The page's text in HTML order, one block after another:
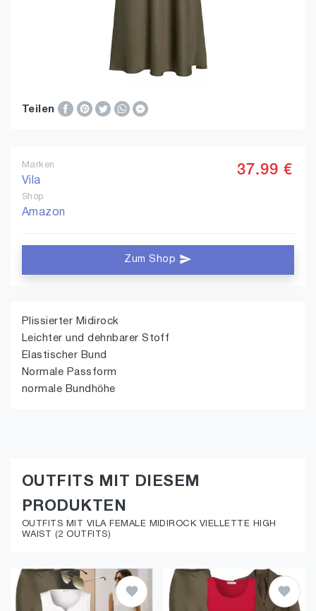
Teilen
Marken
Vila
Shop
Amazon
37.99 €
Zum Shop
Plissierter Midirock
Leichter und dehnbarer Stoff
Elastischer Bund
Normale Passform
normale Bundhöhe
OUTFITS MIT DIESEM
PRODUKTEN
OUTFITS MIT VILA FEMALE MIDIROCK VIELLETTE HIGH
WAIST (2 OUTFITS)